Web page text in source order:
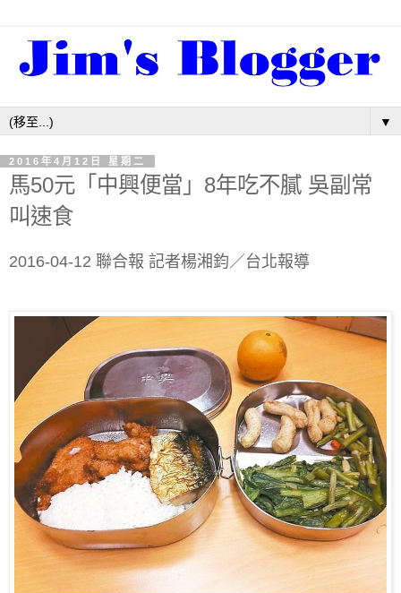
▼
2016年4月12日 星期二
馬50元「中興便當」8年吃不膩 吳副常
叫速食
2016-04-12 聯合報 記者楊湘鈞／台北報導